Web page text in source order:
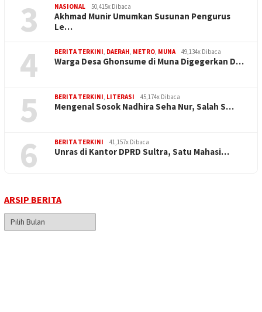
3 NASIONAL 50,415x Dibaca
Akhmad Munir Umumkan Susunan Pengurus
Le…
4 BERITA TERKINI, DAERAH, METRO, MUNA 49,134x Dibaca
Warga Desa Ghonsume di Muna Digegerkan D…
5 BERITA TERKINI, LITERASI 45,174x Dibaca
Mengenal Sosok Nadhira Seha Nur, Salah S…
6 BERITA TERKINI 41,157x Dibaca
Unras di Kantor DPRD Sultra, Satu Mahasi…
ARSIP BERITA
Arsip
Berita